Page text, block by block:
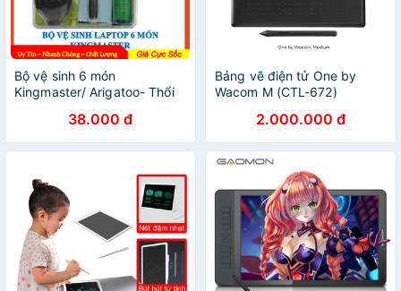
Bộ vệ sinh 6 món
Kingmaster/ Arigatoo- Thổi
hình LCD cho TV, Máy tính
38.000 đ
Bảng vẽ điện tử One by
Wacom M (CTL-672)
2.000.000 đ